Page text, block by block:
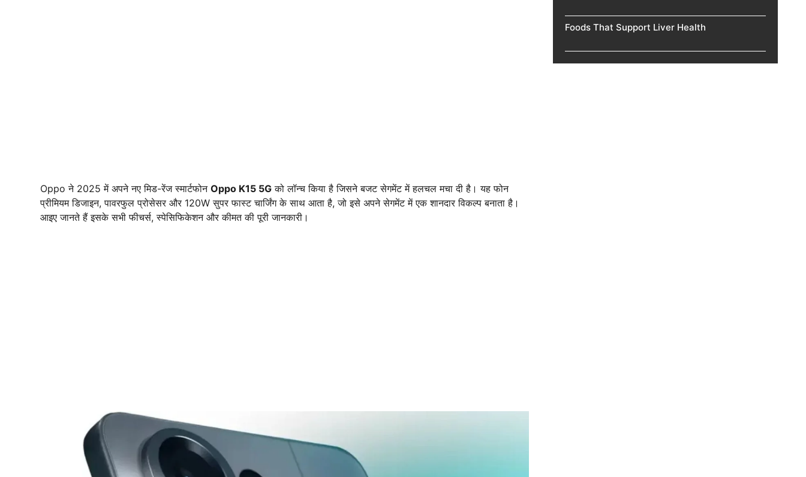
Oppo ने 2025 में अपने नए मिड-रेंज स्मार्टफोन Oppo K15 5G को लॉन्च किया है जिसने बजट सेगमेंट में हलचल मचा दी है। यह फोन
प्रीमियम डिजाइन, पावरफुल प्रोसेसर और 120W सुपर फास्ट चार्जिंग के साथ आता है, जो इसे अपने सेगमेंट में एक शानदार विकल्प बनाता है।
आइए जानते हैं इसके सभी फीचर्स, स्पेसिफिकेशन और कीमत की पूरी जानकारी।
Foods That Support Liver Health